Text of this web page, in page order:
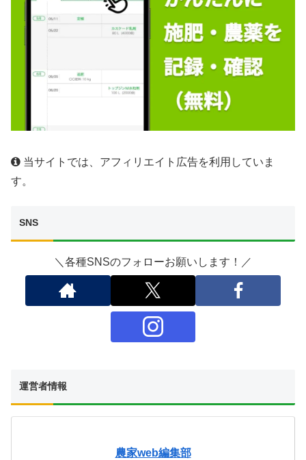
当サイトでは、アフィリエイト広告を利用していま
す。
SNS
＼各種SNSのフォローお願いします！／
運営者情報
農家web編集部